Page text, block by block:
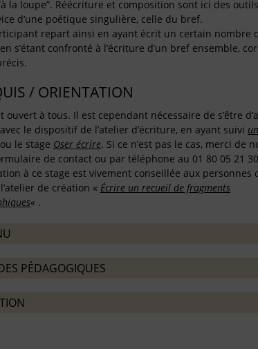
la loupe”. Réécriture et composition sont ici des
d’une poétique singulière, celle du bref.
repart ainsi en ayant écrit un certain nombre
s’étant confronté à l’écriture d’un bref ensemble,
/ ORIENTATION
ouvert à tous. Il est cependant nécessaire de s’être
le dispositif de l’atelier d’écriture, en ayant suivi
le stage Oser écrire. Si ce n’est pas le cas, merci de
de contact ou par téléphone au 01 80 05 21
à ce stage est vivement conseillée aux personnes
de création « Écrire un recueil de fragments
« .
PÉDAGOGIQUES